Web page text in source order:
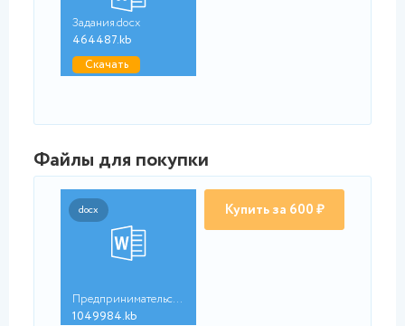
Задания.docx
464487.kb
Скачать
Файлы для покупки
docx
Предпринимательская ...
1049984.kb
Купить за 600 ₽